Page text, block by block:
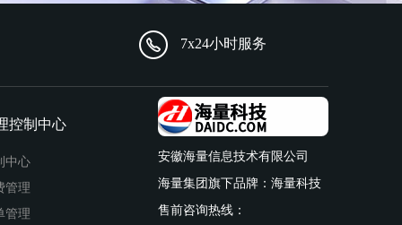
7x24小时服务
控制中心
中心
管理
管理
安徽海量信息技术有限公司
海量集团旗下品牌：海量科技
售前咨询热线：